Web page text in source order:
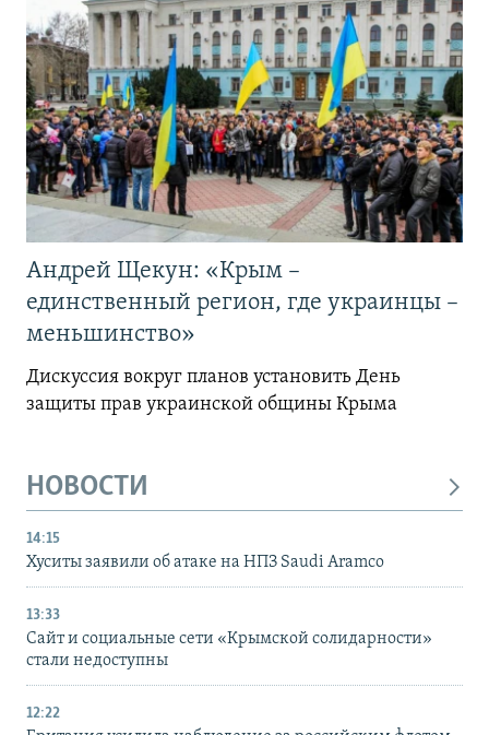
Андрей Щекун: «Крым –
единственный регион, где украинцы –
меньшинство»
Дискуссия вокруг планов установить День
защиты прав украинской общины Крыма
НОВОСТИ
14:15
Хуситы заявили об атаке на НПЗ Saudi Aramco
13:33
Сайт и социальные сети «Крымской солидарности»
стали недоступны
12:22